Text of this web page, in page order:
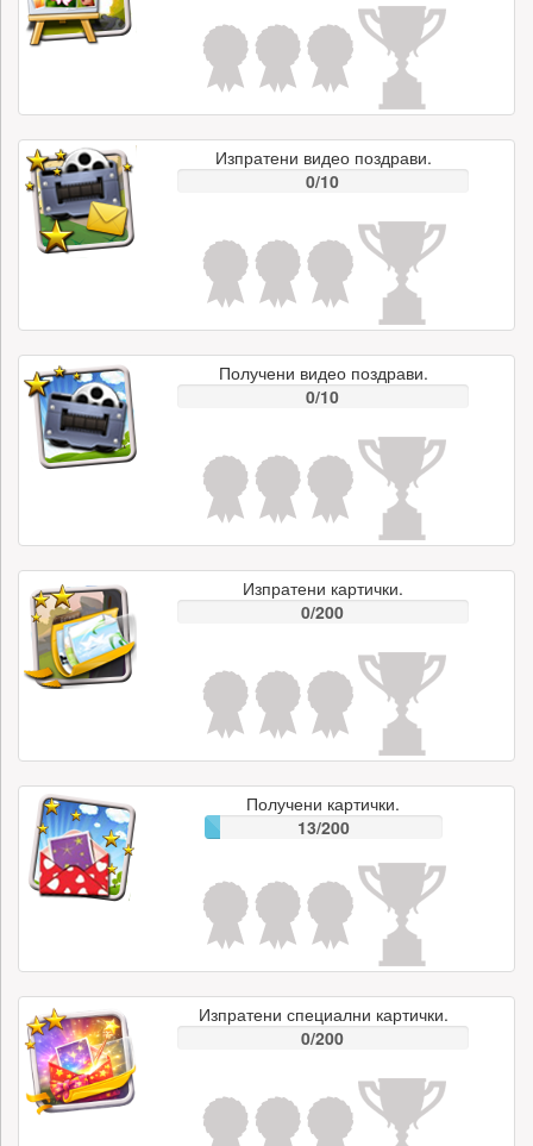
Изпратени видео поздрави.
0/10
Получени видео поздрави.
0/10
Изпратени картички.
0/200
Получени картички.
13/200
Изпратени специални картички.
0/200